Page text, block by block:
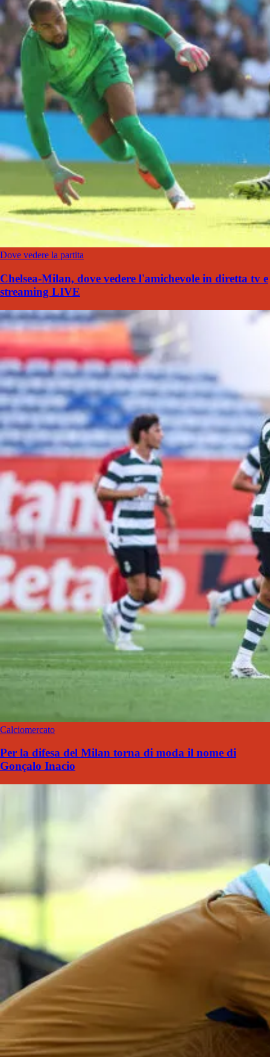
Dove vedere la partita
Chelsea-Milan, dove vedere l'amichevole in diretta tv e
streaming LIVE
Calciomercato
Per la difesa del Milan torna di moda il nome di
Gonçalo Inacio